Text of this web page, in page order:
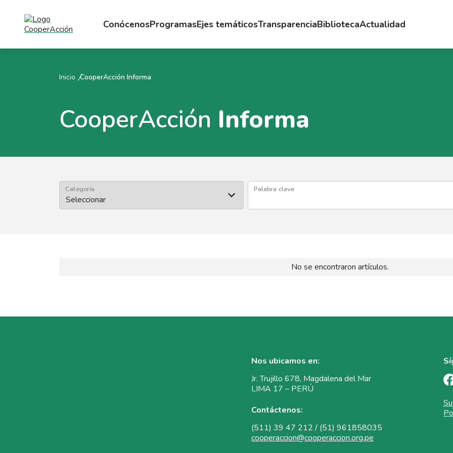
ConócenosProgramasEjes temáticosTransparenciaBibliotecaActualidad
Inicio CooperAcción Informa
CooperAcción Informa
Categoría Palabra clave
No se encontraron artículos.
Nos ubicamos en:
Jr. Trujillo 678, Magdalena del Mar
LIMA 17 – PERÚ
Contáctenos:
(511) 39 47 212 / (51) 961858035
cooperaccion@cooperaccion.org.pe